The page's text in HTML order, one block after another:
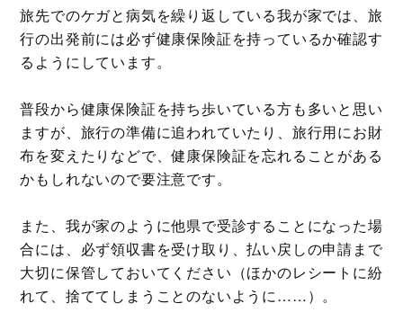
旅先でのケガと病気を繰り返している我が家では、旅
行の出発前には必ず健康保険証を持っているか確認す
るようにしています。
普段から健康保険証を持ち歩いている方も多いと思い
ますが、旅行の準備に追われていたり、旅行用にお財
布を変えたりなどで、健康保険証を忘れることがある
かもしれないので要注意です。
また、我が家のように他県で受診することになった場
合には、必ず領収書を受け取り、払い戻しの申請まで
大切に保管しておいてください（ほかのレシートに紛
れて、捨ててしまうことのないように……）。